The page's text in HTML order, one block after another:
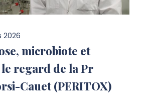
2026
microbiote et
regard de la Pr
Cauet (PERITOX)